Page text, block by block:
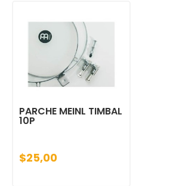
PARCHE MEINL TIMBAL
10P
$25,00